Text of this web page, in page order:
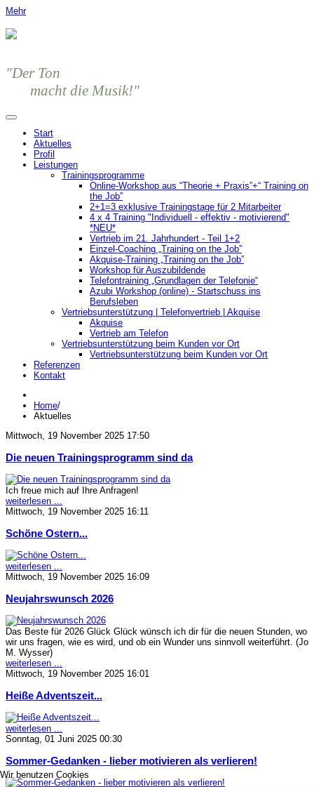
Mehr
"Der Ton
macht die Musik!"
Start
Aktuelles
Profil
Leistungen
Trainingsprogramme
Online-Workshop aus “Theorie + Praxis”+“ Training on
the Job”
2+1=3 exklusive Trainingstage für 2 Mitarbeiter
4 x 4 Training "Individuell - effektiv - motivierend"
*NEU*
Vertrieb im 21. Jahrhundert - Teil 1+2
Einzel-Coaching „Training on the Job”
Akquise-Training „Training on the Job”
Workshop für Auszubildende
Telefontraining „Grundlagen der Telefonie“
Azubi Workshop (online) - Startschuss ins
Berufsleben
Vertriebsunterstützung | Telefonvertrieb | Akquise
Akquise
Vertrieb am Telefon
Vertriebsunterstützung beim Kunden vor Ort
Vertriebsunterstützung beim Kunden vor Ort
Referenzen
Kontakt
Home/
Aktuelles
Mittwoch, 19 November 2025 17:50
Die neuen Trainingsprogramm sind da
Ich freue mich auf Ihre Anfragen!
weiterlesen ...
Mittwoch, 19 November 2025 16:11
Schöne Ostern...
weiterlesen ...
Mittwoch, 19 November 2025 16:09
Neujahrswunsch 2026
Das Beste für 2026 Glück Glück wünsch ich dir für die neuen Stunden, wo
wir uns fragen, wie es wird, und ob ein Wunder uns sinnvoll weiterführt. (Jo
M. Wysser)
weiterlesen ...
Mittwoch, 19 November 2025 16:01
Heiße Adventszeit...
weiterlesen ...
Sonntag, 01 Juni 2025 00:30
Sommer-Gedanken - lieber motivieren als verlieren!
Wir benutzen Cookies